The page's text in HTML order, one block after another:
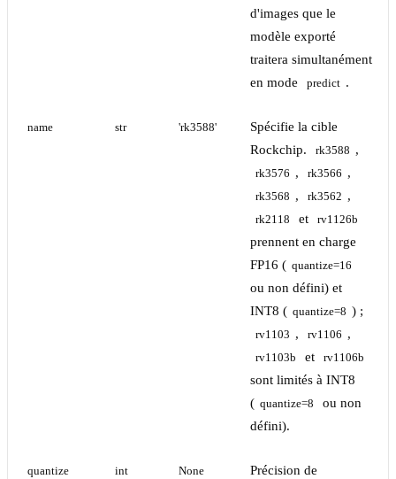
d'images que le
modèle exporté
traitera simultanément
en mode
predict .
name str 'rk3588'
Spécifie la cible
Rockchip.
rk3588 ,
rk3576 , rk3566 ,
rk3568 , rk3562 ,
rk2118 et rv1126b
prennent en charge
FP16 ( quantize=16
ou non défini) et
INT8 ( quantize=8 ) ;
rv1103 , rv1106 ,
rv1103b et rv1106b
sont limités à INT8
( quantize=8
ou non
défini).
quantize int None
Précision de